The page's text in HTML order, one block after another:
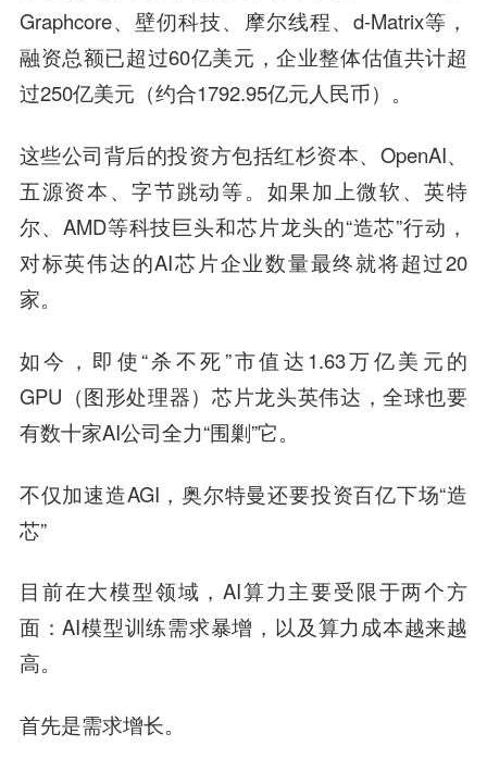
Graphcore、壁仞科技、摩尔线程、d-Matrix等，
融资总额已超过60亿美元，企业整体估值共计超
过250亿美元（约合1792.95亿元人民币）。
这些公司背后的投资方包括红杉资本、OpenAI、
五源资本、字节跳动等。如果加上微软、英特
尔、AMD等科技巨头和芯片龙头的“造芯”行动，
对标英伟达的AI芯片企业数量最终就将超过20
家。
如今，即使“杀不死”市值达1.63万亿美元的
GPU（图形处理器）芯片龙头英伟达，全球也要
有数十家AI公司全力“围剿”它。
不仅加速造AGI，奥尔特曼还要投资百亿下场“造
芯”
目前在大模型领域，AI算力主要受限于两个方
面：AI模型训练需求暴增，以及算力成本越来越
高。
首先是需求增长。